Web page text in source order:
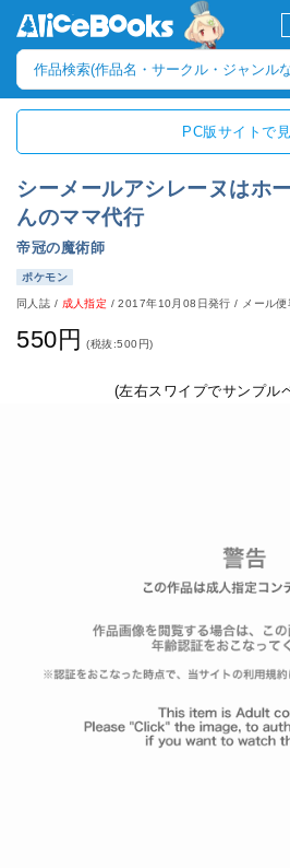
PC版サイトで
シーメールアシレーヌはホ
んのママ代行
帝冠の魔術師
ポケモン
同人誌 / 成人指定 /2017年10月08日発行 / メール
550円 (税抜:500円)
(左右スワイプでサンプル